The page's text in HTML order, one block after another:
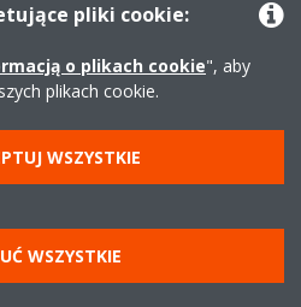
pliki cookie:
o plikach cookie", aby
plikach cookie.
WSZYSTKIE
WSZYSTKIE